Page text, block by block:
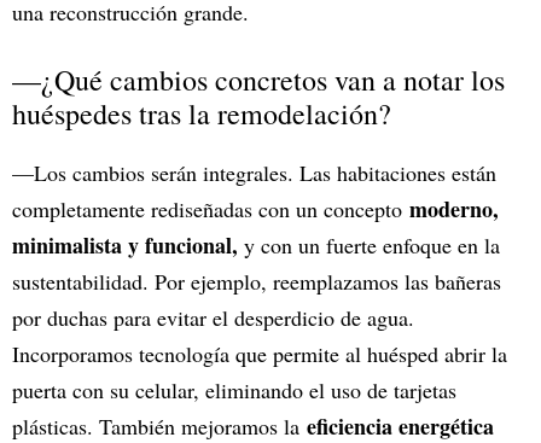
una reconstrucción grande.
—¿Qué cambios concretos van a notar los
huéspedes tras la remodelación?
—Los cambios serán integrales. Las habitaciones están
completamente rediseñadas con un concepto moderno,
minimalista y funcional, y con un fuerte enfoque en la
sustentabilidad. Por ejemplo, reemplazamos las bañeras
por duchas para evitar el desperdicio de agua.
Incorporamos tecnología que permite al huésped abrir la
puerta con su celular, eliminando el uso de tarjetas
plásticas. También mejoramos la eficiencia energética